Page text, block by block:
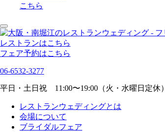
こちら
レストランはこちら
フェア予約はこちら
06-6532-3277
平日・土日祝 11:00〜19:00（火・水曜日定休）
レストランウェディングとは
会場について
ブライダルフェア